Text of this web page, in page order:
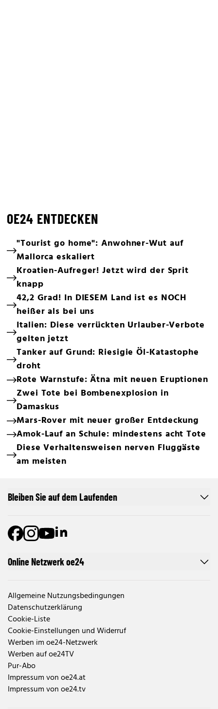
OE24 ENTDECKEN
"Tourist go home": Anwohner-Wut auf
Mallorca eskaliert
Kroatien-Aufreger! Jetzt wird der Sprit
knapp
42,2 Grad! In DIESEM Land ist es NOCH
heißer als bei uns
Italien: Diese verrückten Urlauber-Verbote
gelten jetzt
Tanker auf Grund: Riesigie Öl-Katastophe
droht
Rote Warnstufe: Ätna mit neuen Eruptionen
Zwei Tote bei Bombenexplosion in
Damaskus
Mars-Rover mit neuer großer Entdeckung
Amok-Lauf an Schule: mindestens acht Tote
Diese Verhaltensweisen nerven Fluggäste
am meisten
Online Netzwerk oe24
Allgemeine Nutzungsbedingungen
Datenschutzerklärung
Cookie-Liste
Cookie-Einstellungen und Widerruf
Werben im oe24-Netzwerk
Werben auf oe24TV
Pur-Abo
Impressum von oe24.at
Impressum von oe24.tv
Bleiben Sie auf dem Laufenden